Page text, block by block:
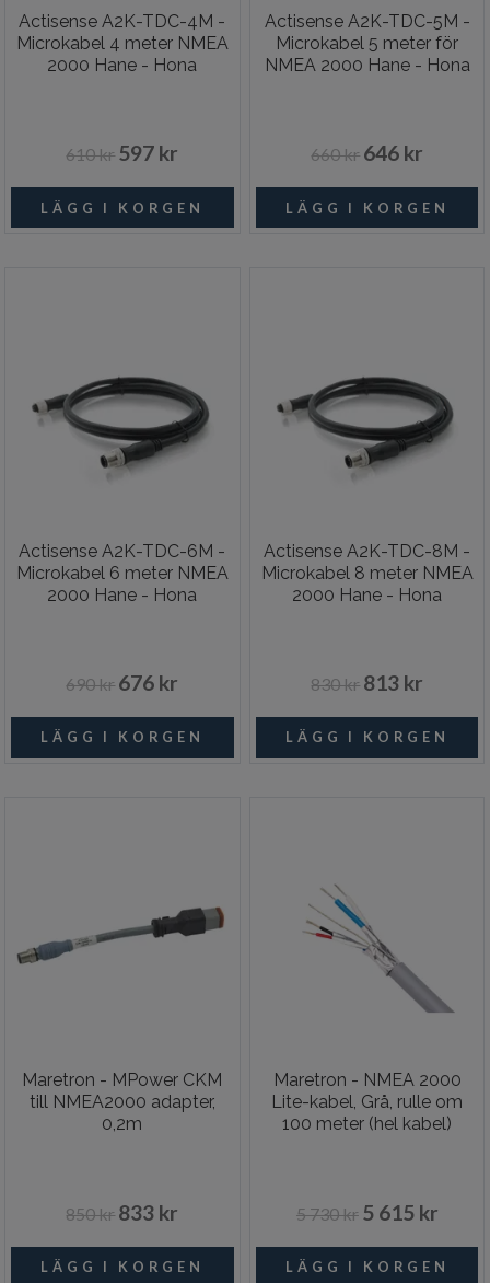
Actisense A2K-TDC-4M -
Microkabel 4 meter NMEA
2000 Hane - Hona
610 kr 597 kr
Actisense A2K-TDC-5M -
Microkabel 5 meter för
NMEA 2000 Hane - Hona
660 kr 646 kr
Actisense A2K-TDC-6M -
Microkabel 6 meter NMEA
2000 Hane - Hona
690 kr 676 kr
Actisense A2K-TDC-8M -
Microkabel 8 meter NMEA
2000 Hane - Hona
830 kr 813 kr
Maretron - MPower CKM
till NMEA2000 adapter,
0,2m
850 kr 833 kr
Maretron - NMEA 2000
Lite-kabel, Grå, rulle om
100 meter (hel kabel)
5 730 kr 5 615 kr